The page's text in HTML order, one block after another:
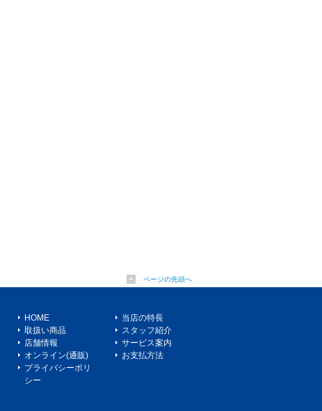
ページの先頭へ
HOME
当店の特長
取扱い商品
スタッフ紹介
店舗情報
サービス案内
オンライン(通販)
お支払方法
プライバシーポリ
シー